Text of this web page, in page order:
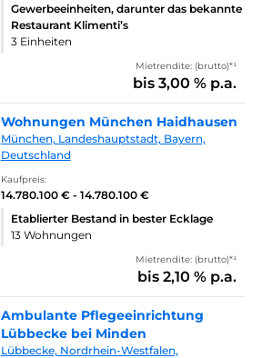
Gewerbeeinheiten, darunter das bekannte
Restaurant Klimenti’s
3 Einheiten
Mietrendite: (brutto)*¹
bis 3,00 % p.a.
Wohnungen München Haidhausen
München, Landeshauptstadt, Bayern,
Deutschland
Kaufpreis:
14.780.100 € - 14.780.100 €
Etablierter Bestand in bester Ecklage
13 Wohnungen
Mietrendite: (brutto)*¹
bis 2,10 % p.a.
Ambulante Pflegeeinrichtung
Lübbecke bei Minden
Lübbecke, Nordrhein-Westfalen,